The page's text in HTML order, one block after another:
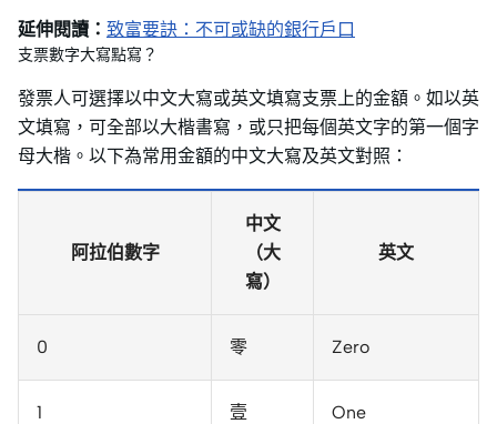
延伸閱讀： 致富要訣：不可或缺的銀行戶口
支票數字大寫點寫？
發票人可選擇以中文大寫或英文填寫支票上的金額。如以英
文填寫，可全部以大楷書寫，或只把每個英文字的第一個字
母大楷。以下為常用金額的中文大寫及英文對照：
阿拉伯數字
中文
（大
寫）
英文
0 零 Zero
1 壹 One